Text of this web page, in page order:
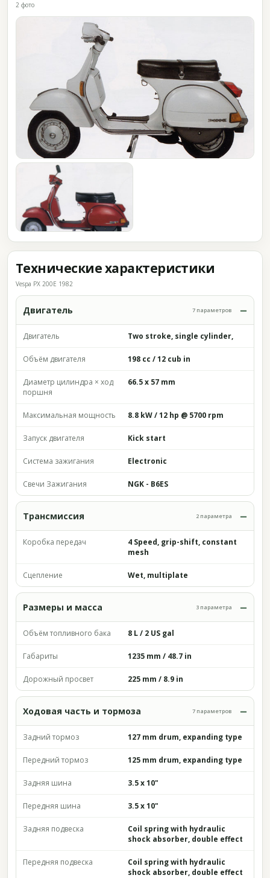
2 фото
Технические характеристики
Vespa PX 200E 1982
Двигатель 7 параметров
Двигатель Two stroke, single cylinder,
Объём двигателя 198 cc / 12 cub in
Диаметр цилиндра × ход
поршня
66.5 x 57 mm
Максимальная мощность 8.8 kW / 12 hp @ 5700 rpm
Запуск двигателя Kick start
Система зажигания Electronic
Свечи Зажигания NGK - B6ES
Трансмиссия 2 параметра
Коробка передач
4 Speed, grip-shift, constant
mesh
Сцепление Wet, multiplate
Размеры и масса 3 параметра
Объём топливного бака 8 L / 2 US gal
Габариты 1235 mm / 48.7 in
Дорожный просвет 225 mm / 8.9 in
Ходовая часть и тормоза 7 параметров
Задний тормоз 127 mm drum, expanding type
Передний тормоз 125 mm drum, expanding type
Задняя шина 3.5 x 10"
Передняя шина 3.5 x 10"
Задняя подвеска
Coil spring with hydraulic
shock absorber, double effect
Передняя подвеска
Coil spring with hydraulic
shock absorber, double effect